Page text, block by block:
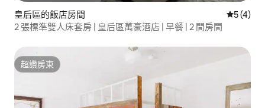
皇后區的飯店房間 從 4 則評
5 (4)
2 張標準雙人床套房 | 皇后區萬豪酒店 | 早餐 | 2 間房間
超讚房東
超讚房東